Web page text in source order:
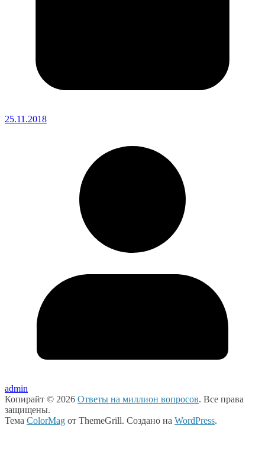
25.11.2018
admin
Копирайт © 2026 Ответы на миллион вопросов. Все права
защищены.
Тема ColorMag от ThemeGrill. Создано на WordPress.